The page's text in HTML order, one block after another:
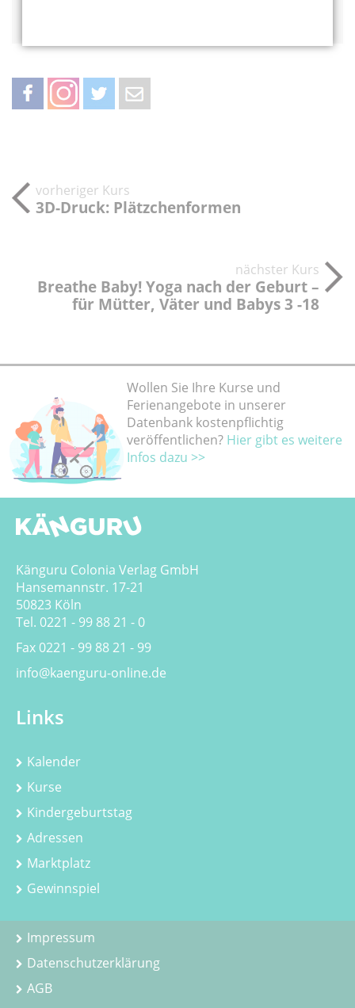
vorheriger Kurs
3D-Druck: Plätzchenformen
nächster Kurs
Breathe Baby! Yoga nach der Geburt –
für Mütter, Väter und Babys 3 -18
Wollen Sie Ihre Kurse und
Ferienangebote in unserer
Datenbank kostenpflichtig
veröffentlichen? Hier gibt es weitere
Infos dazu >>
Känguru Colonia Verlag GmbH
Hansemannstr. 17-21
50823 Köln
Tel. 0221 - 99 88 21 - 0
Fax 0221 - 99 88 21 - 99
info@kaenguru-online.de
Links
Kalender
Kurse
Kindergeburtstag
Adressen
Marktplatz
Gewinnspiel
Impressum
Datenschutzerklärung
AGB